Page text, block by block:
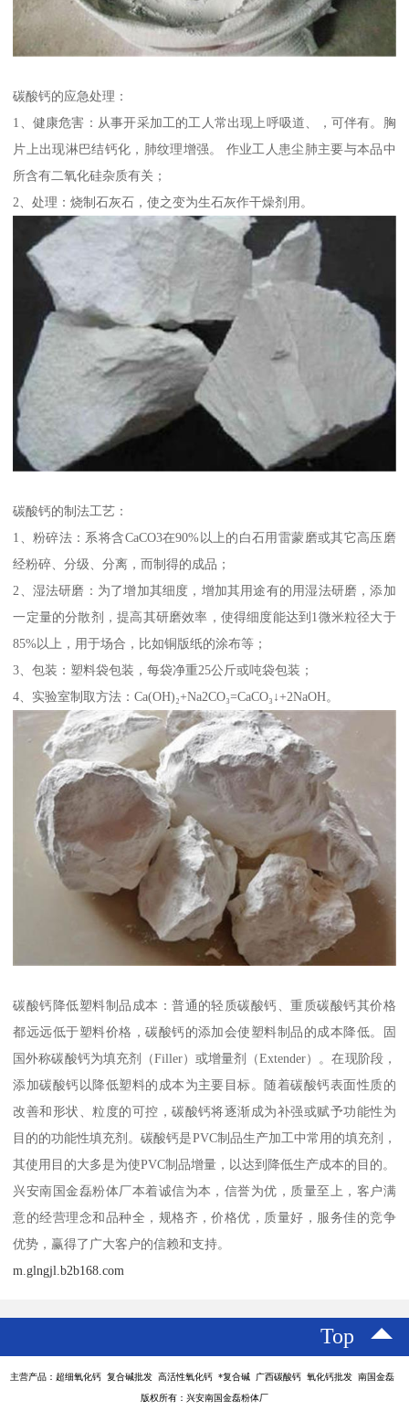
碳酸钙的应急处理：
1、健康危害：从事开采加工的工人常出现上呼吸道、，可伴有。胸
片上出现淋巴结钙化，肺纹理增强。 作业工人患尘肺主要与本品中
所含有二氧化硅杂质有关；
2、处理：烧制石灰石，使之变为生石灰作干燥剂用。
碳酸钙的制法工艺：
1、粉碎法：系将含CaCO3在90%以上的白石用雷蒙磨或其它高压磨
经粉碎、分级、分离，而制得的成品；
2、湿法研磨：为了增加其细度，增加其用途有的用湿法研磨，添加
一定量的分散剂，提高其研磨效率，使得细度能达到1微米粒径大于
85%以上，用于场合，比如铜版纸的涂布等；
3、包装：塑料袋包装，每袋净重25公斤或吨袋包装；
4、实验室制取方法：Ca(OH)₂+Na2CO₃=CaCO₃↓+2NaOH。
碳酸钙降低塑料制品成本：普通的轻质碳酸钙、重质碳酸钙其价格
都远远低于塑料价格，碳酸钙的添加会使塑料制品的成本降低。固
国外称碳酸钙为填充剂（Filler）或增量剂（Extender）。在现阶段，
添加碳酸钙以降低塑料的成本为主要目标。随着碳酸钙表面性质的
改善和形状、粒度的可控，碳酸钙将逐渐成为补强或赋予功能性为
目的的功能性填充剂。碳酸钙是PVC制品生产加工中常用的填充剂，
其使用目的大多是为使PVC制品增量，以达到降低生产成本的目的。
兴安南国金磊粉体厂本着诚信为本，信誉为优，质量至上，客户满
意的经营理念和品种全，规格齐，价格优，质量好，服务佳的竞争
优势，赢得了广大客户的信赖和支持。
m.glngjl.b2b168.com
Top
主营产品：超细氧化钙 复合碱批发 高活性氧化钙 *复合碱 广西碳酸钙 氧化钙批发 南国金磊
版权所有：兴安南国金磊粉体厂